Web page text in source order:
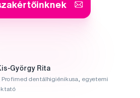
György Rita
Profimed dentálhigiénikusa, egyetemi